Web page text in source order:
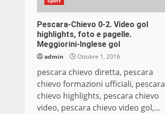
Pescara-Chievo 0-2. Video gol
highlights, foto e pagelle.
Meggiorini-Inglese gol
admin Ottobre 1, 2016
pescara chievo diretta, pescara
chievo formazioni ufficiali, pescara
chievo highlights, pescara chievo
video, pescara chievo video gol,...